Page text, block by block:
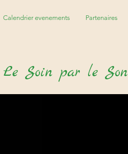
Le Soin par le Son
Calendrier evenements Partenaires